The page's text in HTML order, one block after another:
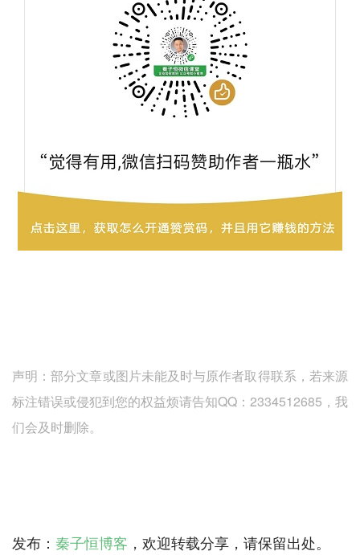
声明：部分文章或图片未能及时与原作者取得联系，若来源
标注错误或侵犯到您的权益烦请告知QQ：2334512685，我
们会及时删除。
发布： 秦子恒博客 ，欢迎转载分享，请保留出处。